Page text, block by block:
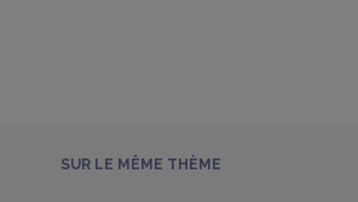
SUR LE MÊME THÈME